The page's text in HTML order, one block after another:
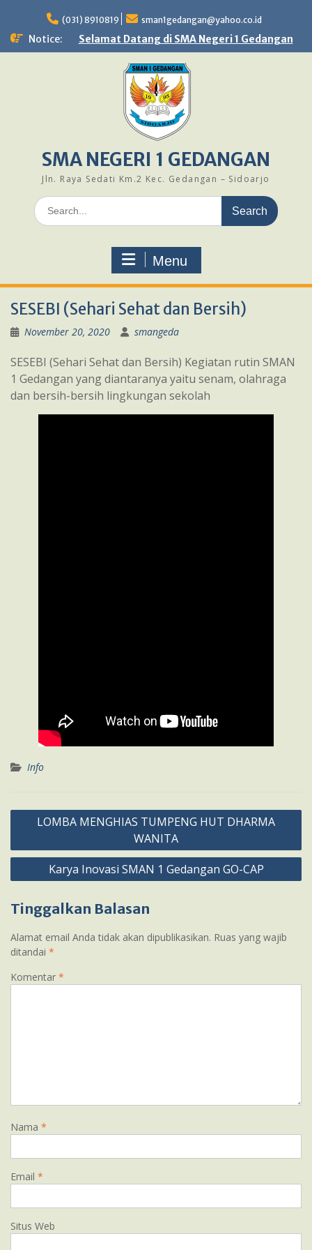
content
(031) 8910819 sman1gedangan@yahoo.co.id
Notice: Selamat Datang di SMA Negeri 1 Gedangan
SMA NEGERI 1 GEDANGAN
Jln. Raya Sedati Km.2 Kec. Gedangan – Sidoarjo
Search
for:
Menu
SESEBI (Sehari Sehat dan Bersih)
November 20, 2020 smangeda
SESEBI (Sehari Sehat dan Bersih) Kegiatan rutin SMAN
1 Gedangan yang diantaranya yaitu senam, olahraga
dan bersih-bersih lingkungan sekolah
Info
Navigasi
LOMBA MENGHIAS TUMPENG HUT DHARMA
WANITA
Karya Inovasi SMAN 1 Gedangan GO-CAP
Tinggalkan Balasan
Alamat email Anda tidak akan dipublikasikan. Ruas yang wajib
ditandai *
Komentar *
Nama *
Email *
Situs Web